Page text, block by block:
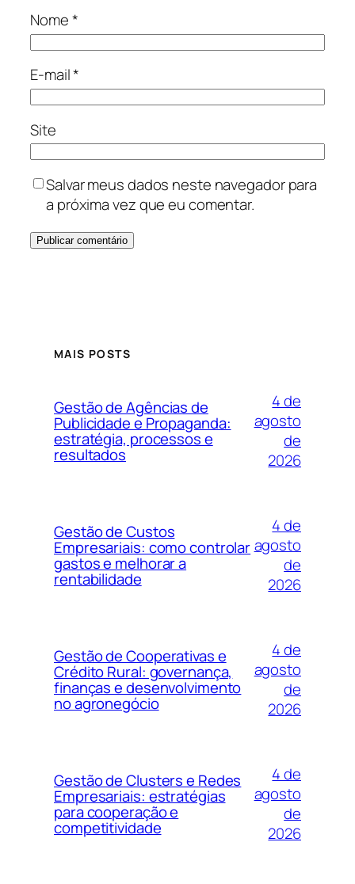
Nome*
E-mail*
Site
Salvar meus dados neste navegador para
a próxima vez que eu comentar.
MAIS POSTS
Gestão de Agências de
Publicidade e Propaganda:
estratégia, processos e
resultados
4 de
agosto
de
2026
Gestão de Custos
Empresariais: como controlar
gastos e melhorar a
rentabilidade
4 de
agosto
de
2026
Gestão de Cooperativas e
Crédito Rural: governança,
finanças e desenvolvimento
no agronegócio
4 de
agosto
de
2026
Gestão de Clusters e Redes
Empresariais: estratégias
para cooperação e
competitividade
4 de
agosto
de
2026